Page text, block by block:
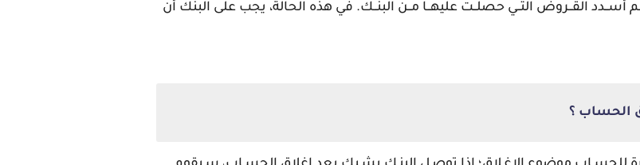
أســدد القــروض التــي حصلــت عليهــا مــن البنــك. في هذه الحالة، يجب على البنك أن
الحساب ؟